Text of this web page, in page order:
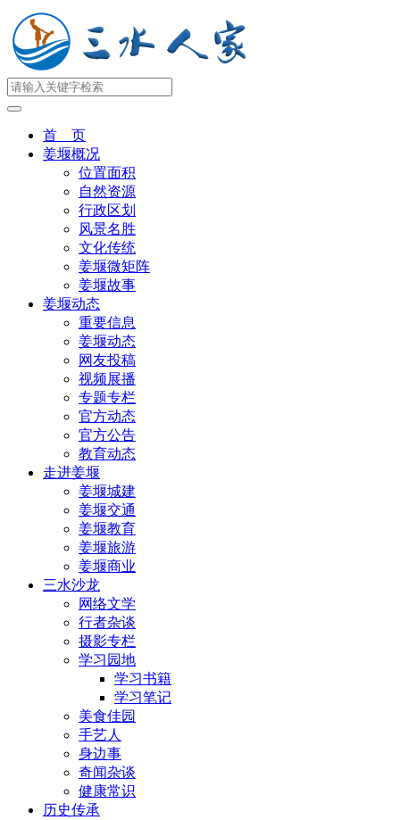
首 页
姜堰概况
位置面积
自然资源
行政区划
风景名胜
文化传统
姜堰微矩阵
姜堰故事
姜堰动态
重要信息
姜堰动态
网友投稿
视频展播
专题专栏
官方动态
官方公告
教育动态
走进姜堰
姜堰城建
姜堰交通
姜堰教育
姜堰旅游
姜堰商业
三水沙龙
网络文学
行者杂谈
摄影专栏
学习园地
学习书籍
学习笔记
美食佳园
手艺人
身边事
奇闻杂谈
健康常识
历史传承